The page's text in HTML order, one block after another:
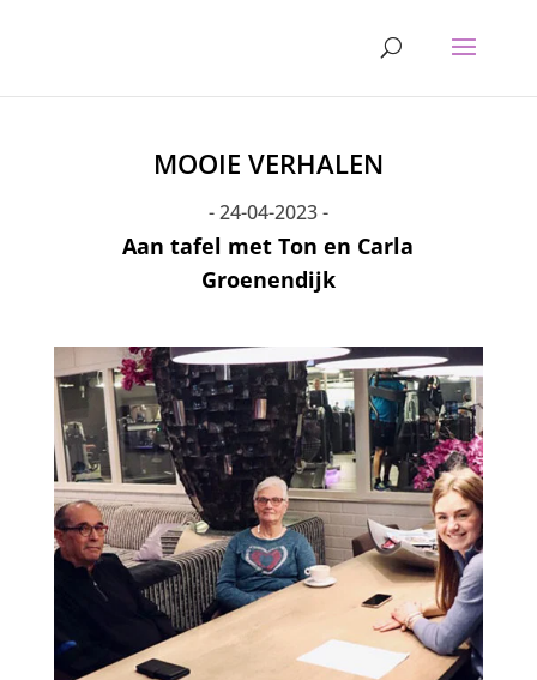
MOOIE VERHALEN
- 24-04-2023 -
Aan tafel met Ton en Carla
Groenendijk